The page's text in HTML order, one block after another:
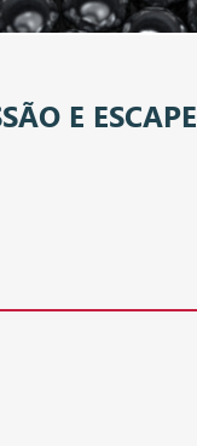
E ESCAPE